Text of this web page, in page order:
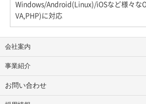
Windows/Android(Linux)/iOSなど様々な
VA,PHP)に対応
会社案内
事業紹介
お問い合わせ